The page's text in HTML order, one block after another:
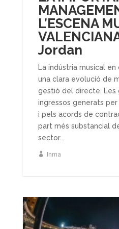
L’ESCENA
Jordan
La indústria musical
una clara evolució de
gestió del directe. Les
ingressos generats per
i pels acords de
part més substancial
sector...
Inma